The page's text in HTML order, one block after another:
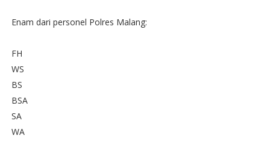
Enam dari personel Polres Malang:
FH
WS
BS
BSA
SA
WA